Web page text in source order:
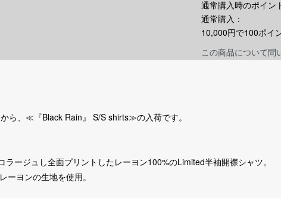
通常購入時のポイン
通常購入：
10,000円で100ポイ
この商品について問
から、≪『Black Rain』 S/S shirts≫の入荷です。
ージュし全面プリントしたレーヨン100%のLimited半袖開襟シャツ。
ーヨンの生地を使用。